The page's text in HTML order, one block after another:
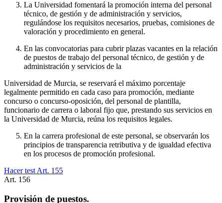
La Universidad fomentará la promoción interna del personal
técnico, de gestión y de administración y servicios,
regulándose los requisitos necesarios, pruebas, comisiones de
valoración y procedimiento en general.
En las convocatorias para cubrir plazas vacantes en la relación
de puestos de trabajo del personal técnico, de gestión y de
administración y servicios de la
Universidad de Murcia, se reservará el máximo porcentaje
legalmente permitido en cada caso para promoción, mediante
concurso o concurso-oposición, del personal de plantilla,
funcionario de carrera o laboral fijo que, prestando sus servicios en
la Universidad de Murcia, reúna los requisitos legales.
En la carrera profesional de este personal, se observarán los
principios de transparencia retributiva y de igualdad efectiva
en los procesos de promoción profesional.
Hacer test Art. 155
Art. 156
Provisión de puestos.